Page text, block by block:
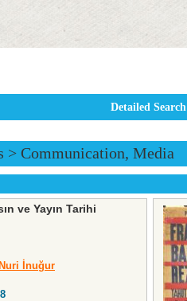
Detailed Search
> Communication, Media
ve Yayın Tarihi
İnuğur